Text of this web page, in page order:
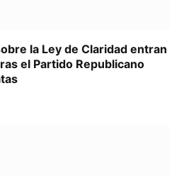
la Ley de Claridad entran
el Partido Republicano